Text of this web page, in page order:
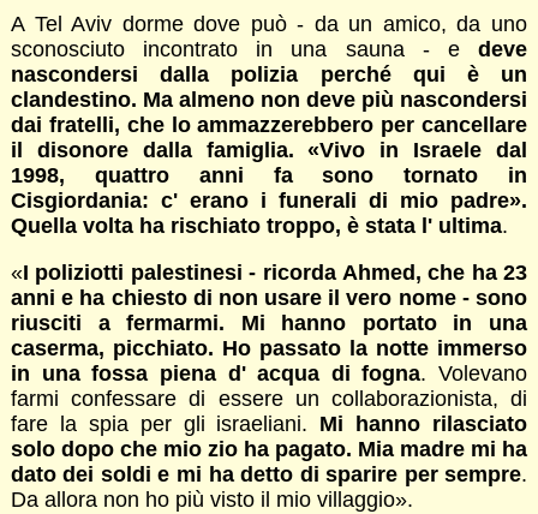
A Tel Aviv dorme dove può - da un amico, da uno
sconosciuto incontrato in una sauna - edeve
nascondersi dalla polizia perché qui è un
clandestino. Ma almeno non deve più nascondersi
dai fratelli, che lo ammazzerebbero per cancellare
il disonore dalla famiglia. «Vivo in Israele dal
1998, quattro anni fa sono tornato in
Cisgiordania: c' erano i funerali di mio padre».
Quella volta ha rischiato troppo, è stata l' ultima.
«I poliziotti palestinesi - ricorda Ahmed, che ha 23
anni e ha chiesto di non usare il vero nome - sono
riusciti a fermarmi. Mi hanno portato in una
caserma, picchiato. Ho passato la notte immerso
in una fossa piena d' acqua di fogna. Volevano
farmi confessare di essere un collaborazionista, di
fare la spia per gli israeliani. Mi hanno rilasciato
solo dopo che mio zio ha pagato. Mia madre mi ha
dato dei soldi e mi ha detto di sparire per sempre.
Da allora non ho più visto il mio villaggio».